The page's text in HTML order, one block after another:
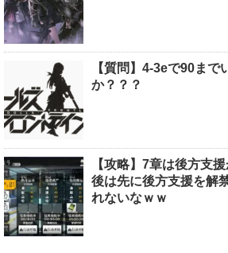
【質問】4-3eで90まで
か？？？
【攻略】7章は後方支
後は先に後方支援を解
れないなｗｗ